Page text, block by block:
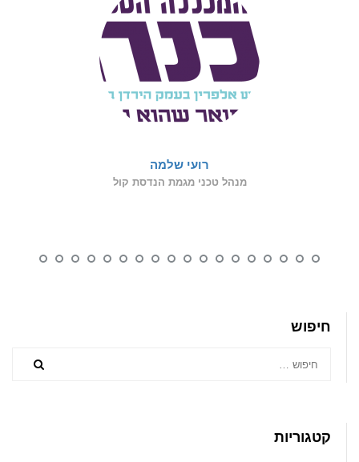
רועי שלמה
מנהל טכני מגמת הנדסת קול
חיפוש
קטגוריות